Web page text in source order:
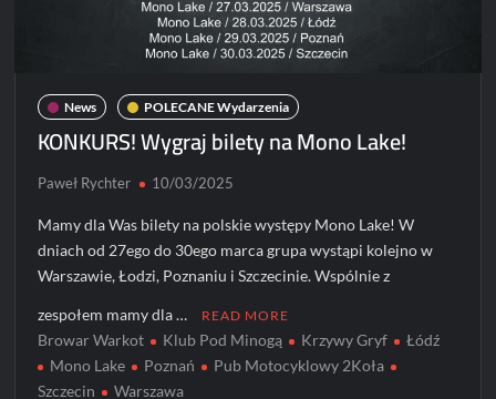
News POLECANE Wydarzenia
KONKURS! Wygraj bilety na Mono Lake!
Paweł Rychter 10/03/2025
Mamy dla Was bilety na polskie występy Mono Lake! W
dniach od 27ego do 30ego marca grupa wystąpi kolejno w
Warszawie, Łodzi, Poznaniu i Szczecinie. Wspólnie z
zespołem mamy dla … READ MORE
Browar Warkot Klub Pod Minogą Krzywy Gryf
Łódź
Mono Lake
Poznań
Pub Motocyklowy 2Koła
Szczecin
Warszawa